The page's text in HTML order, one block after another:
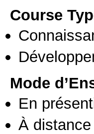
Course
Mode
En
À distance